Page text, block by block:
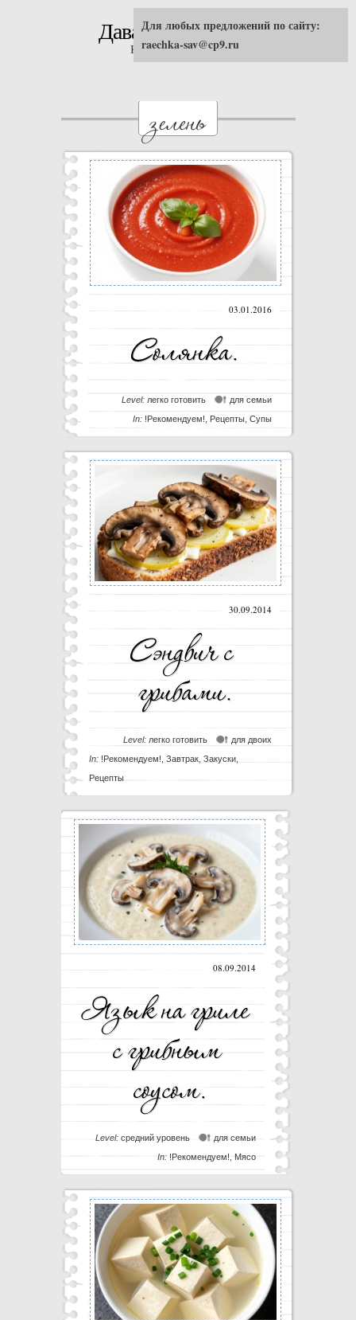
Давай попробуем!
Кулинарные рецепты
03.01.2016
для семьи
Level: легко готовить
In: !Рекомендуем! Рецепты, Супы
30.09.2014
для двоих
Level: легко готовить
In: !Рекомендуем! Завтрак, Закуски,
Рецепты
08.09.2014
для семьи
Level: средний уровень
In: !Рекомендуем!, Мясо
Для любых предложений по сайту:
raechka-sav@cp9.ru